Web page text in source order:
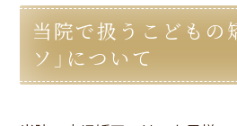
当院で扱うこどもの
ソ」について